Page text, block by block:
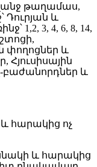
թաղամաս,
Դուրյան և
1,2, 3, 4, 6, 8, 14,
փողոցներ և
Հյուսիսային
բաժանորդներ և
և հարակից ոչ
և հարակից